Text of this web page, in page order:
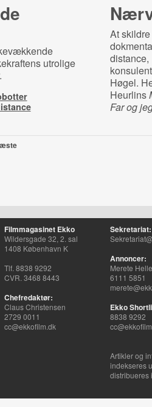
utrolige
At
distance,
Høgel.
Heurlins
Far og
Filmmagasinet Ekko
Wildersgade 32, 2. sal
1408 København K
Tlf. 8838 9292
CVR. 3468 8443
Chefredaktør:
Claus Christensen
2729 0011
cc@ekkofilm.dk
Sekretariat:
Annoncer:
Merete
6111 5851
Ekko
8838 9292
Artikler og
indekseres
distribueres